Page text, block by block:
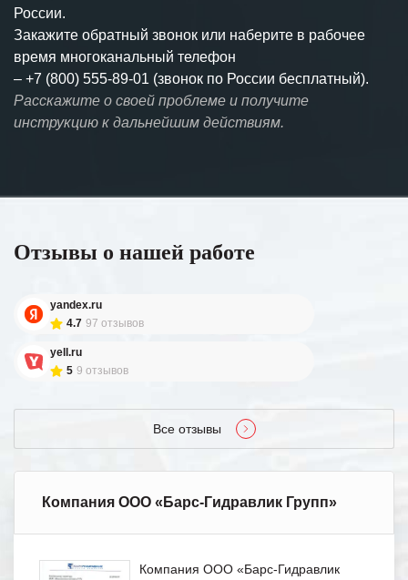
России.
Закажите обратный звонок или наберите в рабочее
время многоканальный телефон
– +7 (800) 555-89-01 (звонок по России бесплатный).
Расскажите о своей проблеме и получите
инструкцию к дальнейшим действиям.
Отзывы о нашей работе
yandex.ru
4.7 97 отзывов
yell.ru
5 9 отзывов
Все отзывы
Компания ООО «Барс-Гидравлик Групп»
Компания ООО «Барс-Гидравлик